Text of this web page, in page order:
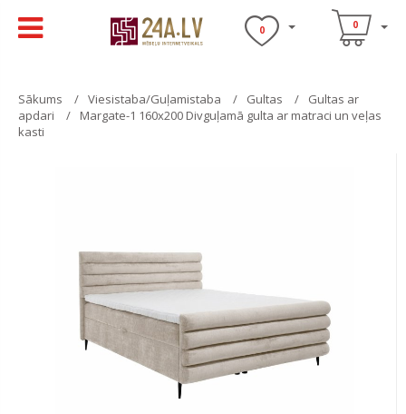
0 0
Sākums Viesistaba/Guļamistaba Gultas
Gultas ar
apdari
Margate-1 160x200 Divguļamā gulta ar matraci un veļas
kasti